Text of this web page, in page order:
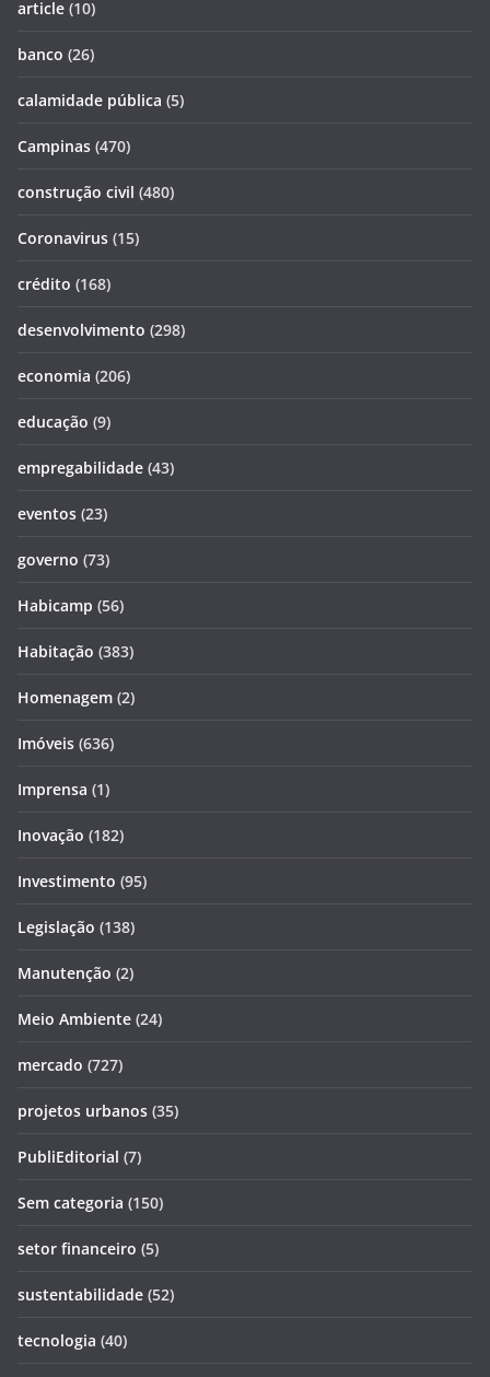
article (10)
banco (26)
calamidade pública (5)
Campinas (470)
construção civil (480)
Coronavirus (15)
crédito (168)
desenvolvimento (298)
economia (206)
educação (9)
empregabilidade (43)
eventos (23)
governo (73)
Habicamp (56)
Habitação (383)
Homenagem (2)
Imóveis (636)
Imprensa (1)
Inovação (182)
Investimento (95)
Legislação (138)
Manutenção (2)
Meio Ambiente (24)
mercado (727)
projetos urbanos (35)
PubliEditorial (7)
Sem categoria (150)
setor financeiro (5)
sustentabilidade (52)
tecnologia (40)